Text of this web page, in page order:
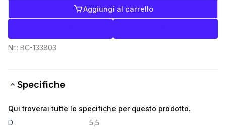
Aggiungi al carrello
Nr.: BC-133803
Specifiche
Qui troverai tutte le specifiche per questo prodotto.
D
5,5